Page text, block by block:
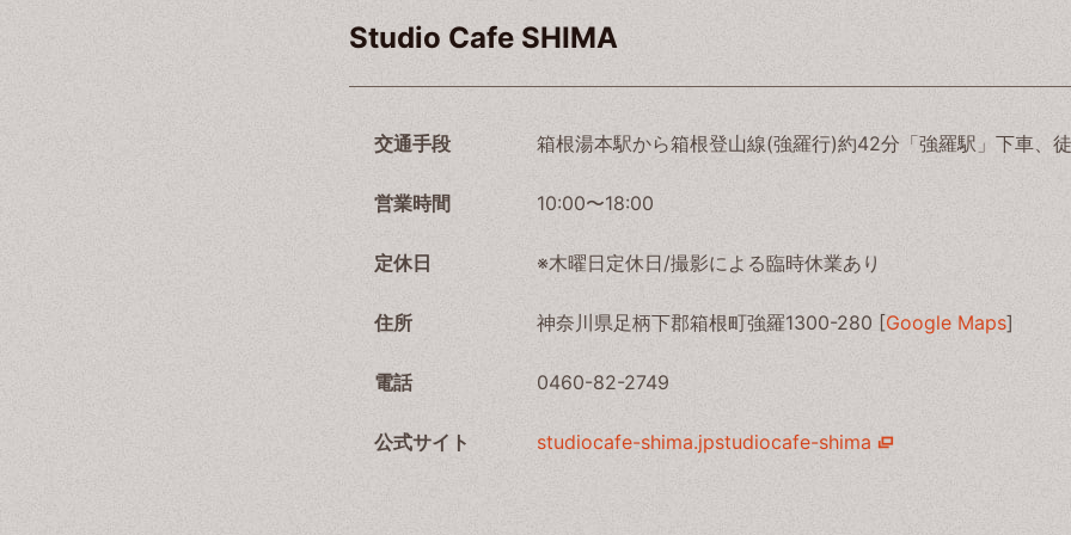
Studio Cafe SHIMA
交通手段 箱根湯本駅から箱根登山線(強羅行)約42分「強羅駅」下車、
営業時間 10:00〜18:00
定休日 ※木曜日定休日/撮影による臨時休業あり
住所 神奈川県足柄下郡箱根町強羅1300-280 [Google Maps]
電話 0460-82-2749
公式サイト studiocafe-shima.jpstudiocafe-shima